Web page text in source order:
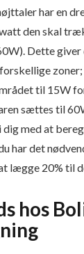
har en
den skal
Dette
til 15W
sættes til
med at
har det
lægge 20% til
hos